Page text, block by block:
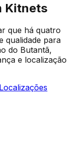
Kitnets
que há quatro
qualidade para
do Butantã,
e localização